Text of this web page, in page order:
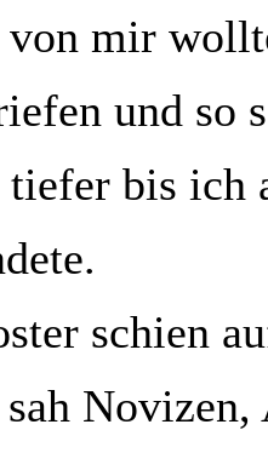
von mir
und so
bis ich
schien